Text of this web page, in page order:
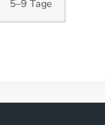
5–9 Tage